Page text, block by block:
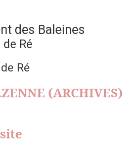
des Baleines
Ré
Ré
(ARCHIVES)